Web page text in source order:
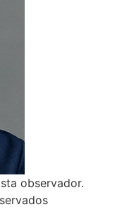
observador.